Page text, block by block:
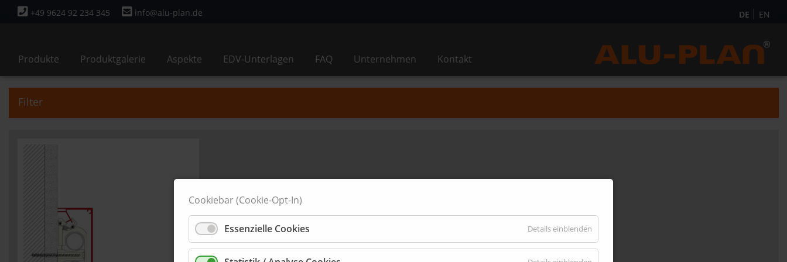
+49 9624 92 234 345 info@alu-plan.de DE EN
Navigation
überspringen
Produkte Produktgalerie Aspekte EDV-Unterlagen FAQ Unternehmen Kontakt
Filter
Cookiebar (Cookie-Opt-In)
Essenzielle Cookies Details einblenden